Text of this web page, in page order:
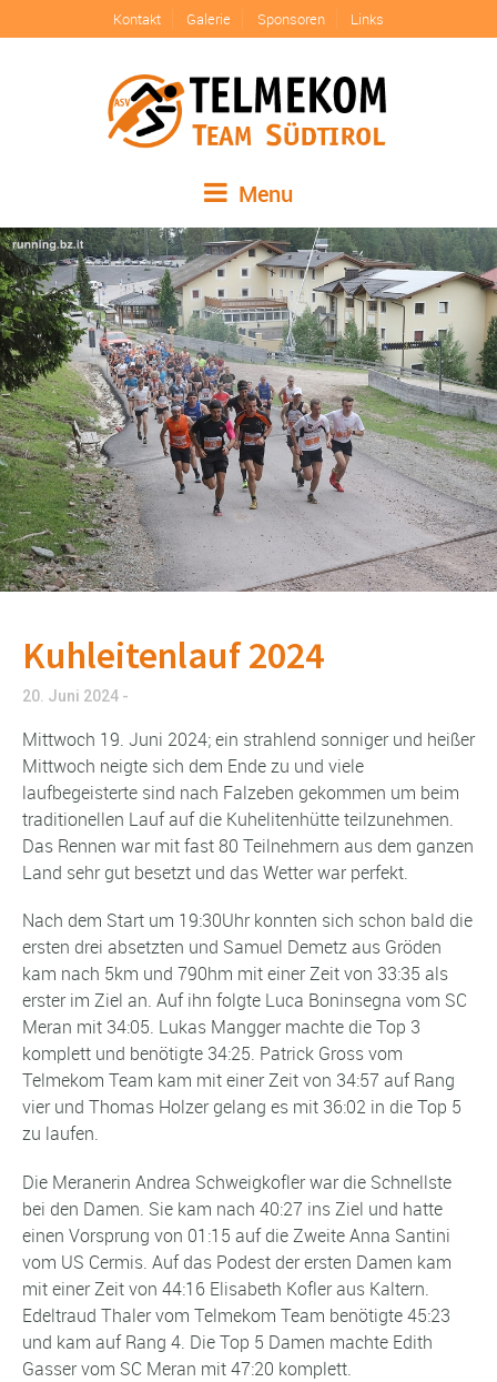
Kontakt Galerie Sponsoren Links
Menu
Kuhleitenlauf 2024
20. Juni 2024
Mittwoch 19. Juni 2024; ein strahlend sonniger und heißer
Mittwoch neigte sich dem Ende zu und viele
laufbegeisterte sind nach Falzeben gekommen um beim
traditionellen Lauf auf die Kuhelitenhütte teilzunehmen.
Das Rennen war mit fast 80 Teilnehmern aus dem ganzen
Land sehr gut besetzt und das Wetter war perfekt.
Nach dem Start um 19:30Uhr konnten sich schon bald die
ersten drei absetzten und Samuel Demetz aus Gröden
kam nach 5km und 790hm mit einer Zeit von 33:35 als
erster im Ziel an. Auf ihn folgte Luca Boninsegna vom SC
Meran mit 34:05. Lukas Mangger machte die Top 3
komplett und benötigte 34:25. Patrick Gross vom
Telmekom Team kam mit einer Zeit von 34:57 auf Rang
vier und Thomas Holzer gelang es mit 36:02 in die Top 5
zu laufen.
Die Meranerin Andrea Schweigkofler war die Schnellste
bei den Damen. Sie kam nach 40:27 ins Ziel und hatte
einen Vorsprung von 01:15 auf die Zweite Anna Santini
vom US Cermis. Auf das Podest der ersten Damen kam
mit einer Zeit von 44:16 Elisabeth Kofler aus Kaltern.
Edeltraud Thaler vom Telmekom Team benötigte 45:23
und kam auf Rang 4. Die Top 5 Damen machte Edith
Gasser vom SC Meran mit 47:20 komplett.